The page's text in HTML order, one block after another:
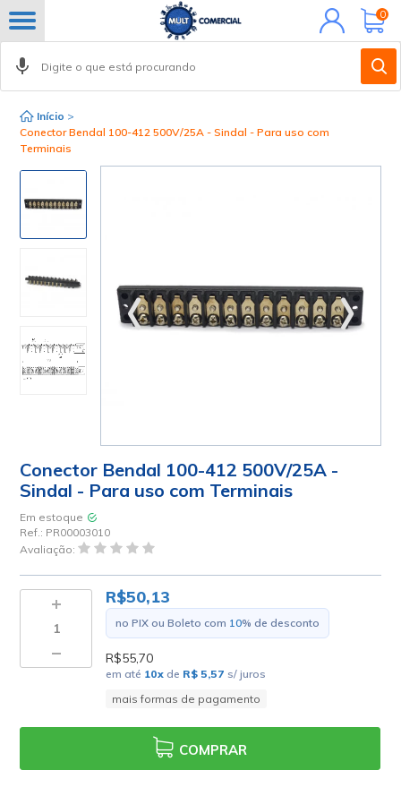
Minha
conta
0
Início >
Conector Bendal 100-412 500V/25A - Sindal - Para uso com
Terminais
Conector Bendal 100-412 500V/25A -
Sindal - Para uso com Terminais
Em estoque
Ref.: PR00003010
Avaliação:
R$50,13
no PIX ou Boleto com 10% de desconto
R$55,70
em até 10x de R$ 5,57 s/ juros
mais formas de pagamento
COMPRAR